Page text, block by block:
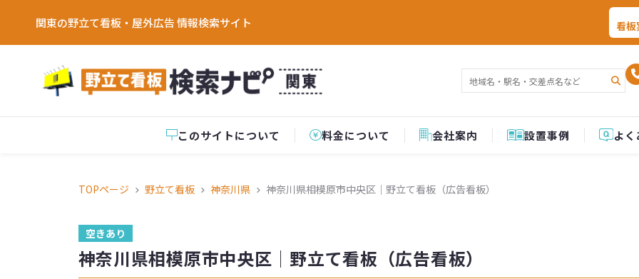
関東の野立て看板・屋外広告 情報検索サイト 看板
このサイトについて 料金について 会社案内 設置事例 よく
TOPページ 野立て看板 神奈川県 神奈川県相模原市中央区│野立て看板（広告看板）
空きあり
神奈川県相模原市中央区│野立て看板（広告看板）